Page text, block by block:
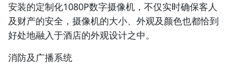
安装的定制化1080P数字摄像机，不仅实时确保客人
及财产的安全，摄像机的大小、外观及颜色也都恰到
好处地融入于酒店的外观设计之中。
消防及广播系统